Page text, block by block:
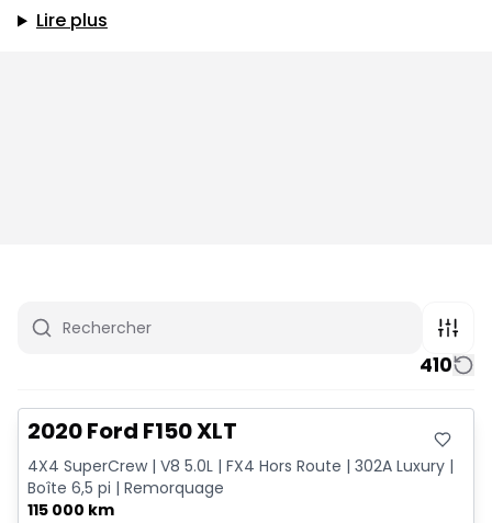
Lire plus
410
2020 Ford F150 XLT
4X4 SuperCrew | V8 5.0L | FX4 Hors Route | 302A Luxury |
Boîte 6,5 pi | Remorquage
115 000 km